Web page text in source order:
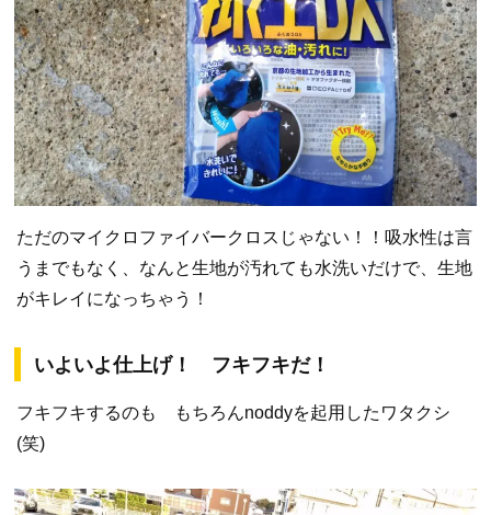
ただのマイクロファイバークロスじゃない！！吸水性は言
うまでもなく、なんと生地が汚れても水洗いだけで、生地
がキレイになっちゃう！
いよいよ仕上げ！ フキフキだ！
フキフキするのも もちろんnoddyを起用したワタクシ
(笑)